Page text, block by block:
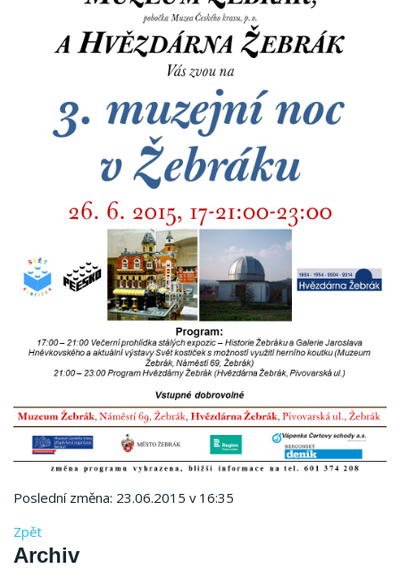
Poslední změna: 23.06.2015 v 16:35
Zpět
Archiv